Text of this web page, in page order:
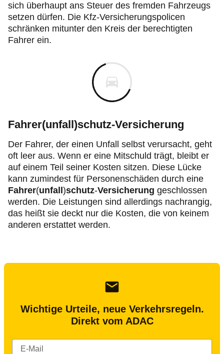
sich überhaupt ans Steuer des fremden Fahrzeugs
setzen dürfen. Die Kfz-Versicherungspolicen
schränken mitunter den Kreis der berechtigten
Fahrer ein.
Fahrer(unfall)schutz-Versicherung
Der Fahrer, der einen Unfall selbst verursacht, geht
oft leer aus. Wenn er eine Mitschuld trägt, bleibt er
auf einem Teil seiner Kosten sitzen. Diese Lücke
kann zumindest für Personenschäden durch eine
Fahrer(unfall )schutz-Versicherung geschlossen
werden. Die Leistungen sind allerdings nachrangig,
das heißt sie deckt nur die Kosten, die von keinem
anderen erstattet werden.
Wichtige Urteile, neue Verkehrsregeln.
Direkt vom ADAC